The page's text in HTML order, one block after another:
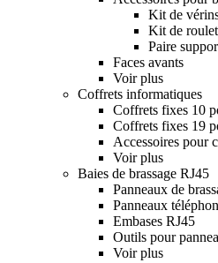
Kit de
Kit de
Paire
Faces avants
Voir plus
Coffrets informatiques
Coffrets fixes 10
Coffrets fixes 19
Accessoires pour
Voir plus
Baies de brassage RJ45
Panneaux de
Panneaux
Embases RJ45
Outils pour
Voir plus